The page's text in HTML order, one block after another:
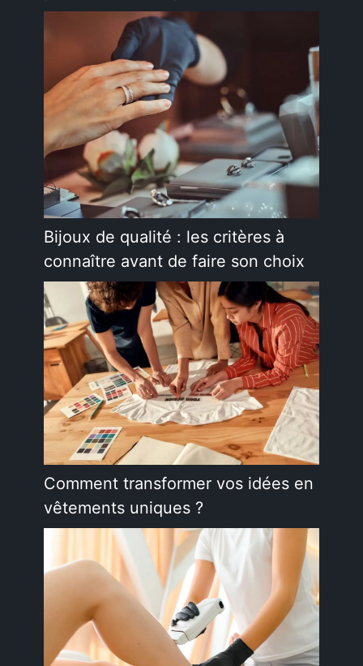
Bijoux de qualité : les critères à
connaître avant de faire son choix
Comment transformer vos idées en
vêtements uniques ?